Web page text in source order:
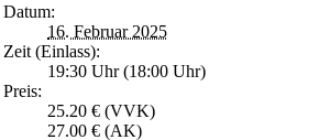
Datum:
16. Februar 2025
Zeit (Einlass):
19:30 Uhr (18:00 Uhr)
Preis:
25.20 € (VVK)
27.00 € (AK)